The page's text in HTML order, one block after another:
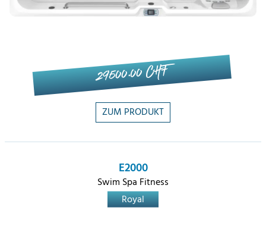
29'500.00 CHF
ZUM PRODUKT
E2000
Swim Spa Fitness
Royal